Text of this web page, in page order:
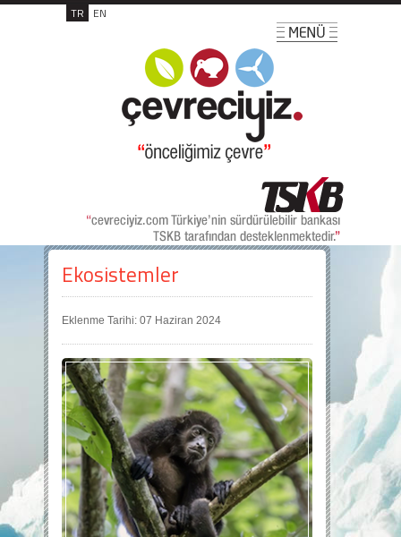
TR EN
Ekosistemler
Eklenme Tarihi: 07 Haziran 2024